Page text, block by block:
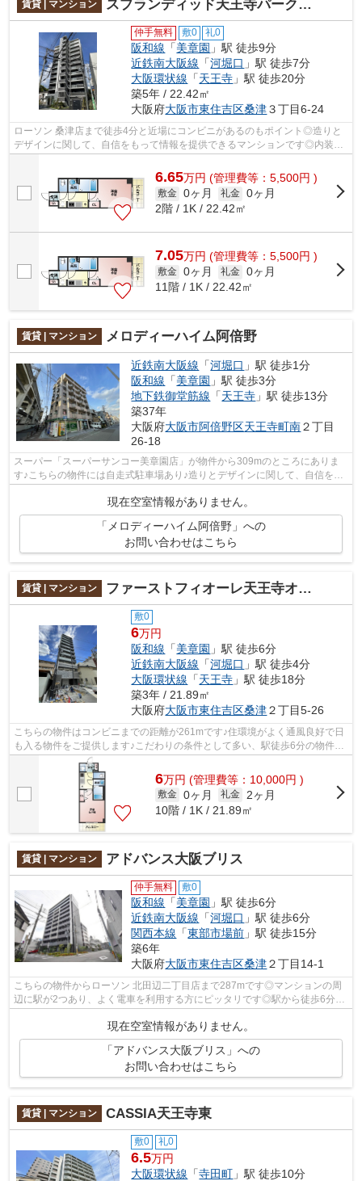
賃貸 | マンション スプランディッド天王寺パークサイド
仲手無料 敷0 礼0
阪和線 「美章園 」駅 徒歩9分
近鉄南大阪線 「河堀口 」駅 徒歩7分
大阪環状線 「天王寺 」駅 徒歩20分
築5年 / 22.42㎡
大阪府大阪市東住吉区桑津３丁目6-24
ローソン 桑津店まで徒歩4分と近場にコンビニがあるのもポイント◎造りと
デザインに関して、自信をもって情報を提供できるマンションです◎内装も
きれいな一押しの築浅物件です◎きれい好...
6.65万円 (管理費等：5,500円 )
敷金 0ヶ月 礼金 0ヶ月
2階 / 1K / 22.42㎡
7.05万円 (管理費等：5,500円 )
敷金 0ヶ月 礼金 0ヶ月
11階 / 1K / 22.42㎡
賃貸 | マンション メロディーハイム阿倍野
近鉄南大阪線 「河堀口 」駅 徒歩1分
阪和線 「美章園 」駅 徒歩3分
地下鉄御堂筋線 「天王寺 」駅 徒歩13分
築37年
大阪府大阪市阿倍野区天王寺町南２丁目
26-18
スーパー「スーパーサンコー美章園店」が物件から309mのところにありま
す♪こちらの物件には自走式駐車場あり♪造りとデザインに関して、自信をも
って情報を提供できるマンションです♪共...
現在空室情報がありません。
「メロディーハイム阿倍野」への
お問い合わせはこちら
賃貸 | マンション ファーストフィオーレ天王寺オリーブ
敷0
6万円
阪和線 「美章園 」駅 徒歩6分
近鉄南大阪線 「河堀口 」駅 徒歩4分
大阪環状線 「天王寺 」駅 徒歩18分
築3年 / 21.89㎡
大阪府大阪市東住吉区桑津２丁目5-26
こちらの物件はコンビニまでの距離が261mです♪住環境がよく通風良好で日
も入る物件をご提供します♪こだわりの条件として多い、駅徒歩6分の物件で
す♪共用部にはエレベータ・敷地内ごみ...
6万円 (管理費等：10,000円 )
敷金 0ヶ月 礼金
2ヶ月
10階 / 1K / 21.89㎡
賃貸 | マンション アドバンス大阪ブリス
仲手無料 敷0
阪和線 「美章園 」駅 徒歩6分
近鉄南大阪線 「河堀口 」駅 徒歩6分
関西本線 「東部市場前 」駅 徒歩15分
築6年
大阪府大阪市東住吉区桑津２丁目14-1
こちらの物件からローソン 北田辺二丁目店まで287mです◎マンションの周
辺に駅が2つあり、よく電車を利用する方にピッタリです◎駅から徒歩6分に
現在空室情報がありません。
「アドバンス大阪ブリス」への
お問い合わせはこちら
賃貸 | マンション CASSIA天王寺東
敷0 礼0
6.5万円
大阪環状線 「寺田町 」駅 徒歩10分